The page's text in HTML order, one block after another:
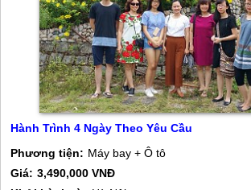
Hành Trình 4 Ngày Theo Yêu Cầu
Phương tiện: Máy bay + Ô tô
Giá: 3,490,000 VNĐ